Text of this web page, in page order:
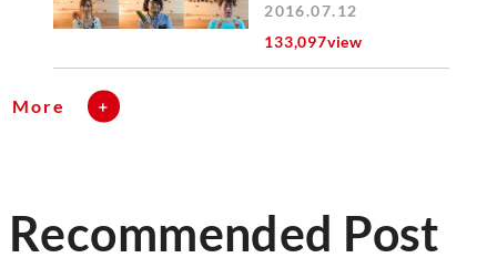
2016.07.12
133,097view
More
Recommended Post